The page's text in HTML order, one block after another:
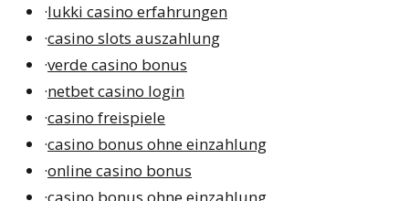
·lukki casino erfahrungen
·casino slots auszahlung
·verde casino bonus
·netbet casino login
·casino freispiele
·casino bonus ohne einzahlung
·online casino bonus
·casino bonus ohne einzahlung